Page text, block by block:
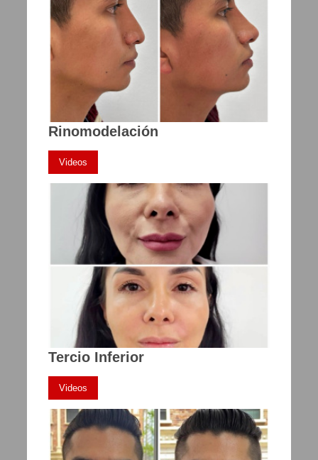
Rinomodelación
Videos
Tercio Inferior
Videos